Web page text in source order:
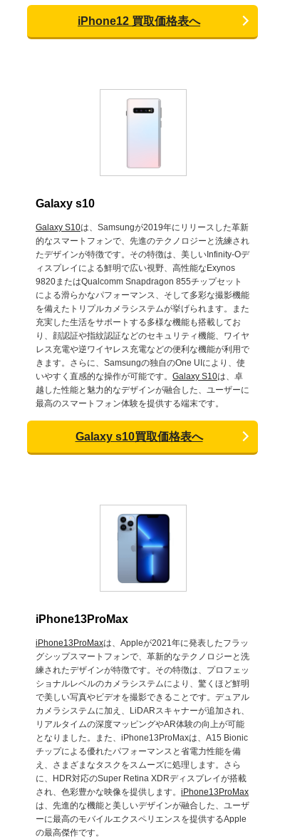
iPhone12 買取価格表へ
Galaxy s10
Galaxy S10は、Samsungが2019年にリリースした革新
的なスマートフォンで、先進のテクノロジーと洗練され
たデザインが特徴です。その特徴は、美しいInfinity-Oデ
ィスプレイによる鮮明で広い視野、高性能なExynos
9820またはQualcomm Snapdragon 855チップセット
による滑らかなパフォーマンス、そして多彩な撮影機能
を備えたトリプルカメラシステムが挙げられます。また
充実した生活をサポートする多様な機能も搭載してお
り、顔認証や指紋認証などのセキュリティ機能、ワイヤ
レス充電や逆ワイヤレス充電などの便利な機能が利用で
きます。さらに、Samsungの独自のOne UIにより、使
いやすく直感的な操作が可能です。 Galaxy S10は、卓
越した性能と魅力的なデザインが融合した、ユーザーに
最高のスマートフォン体験を提供する端末です。
Galaxy s10買取価格表へ
iPhone13ProMax
iPhone13ProMaxは、Appleが2021年に発表したフラッ
グシップスマートフォンで、革新的なテクノロジーと洗
練されたデザインが特徴です。その特徴は、プロフェッ
ショナルレベルのカメラシステムにより、驚くほど鮮明
で美しい写真やビデオを撮影できることです。デュアル
カメラシステムに加え、LiDARスキャナーが追加され、
リアルタイムの深度マッピングやAR体験の向上が可能
となりました。また、iPhone13ProMaxは、A15 Bionic
チップによる優れたパフォーマンスと省電力性能を備
え、さまざまなタスクをスムーズに処理します。さら
に、HDR対応のSuper Retina XDRディスプレイが搭載
され、色彩豊かな映像を提供します。 iPhone13ProMax
は、先進的な機能と美しいデザインが融合した、ユーザ
ーに最高のモバイルエクスペリエンスを提供するApple
の最高傑作です。